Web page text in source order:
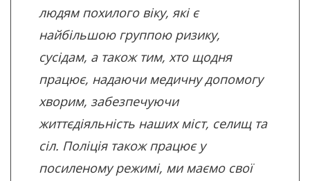
людям похилого віку, які є
найбільшою группою ризику,
сусідам, а також тим, хто щодня
працює, надаючи медичну допомогу
хворим, забезпечуючи
життєдіяльність наших міст, селищ та
сіл. Поліція також працює у
посиленому режимі, ми маємо свої